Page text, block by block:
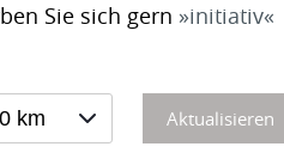
Sie sich gern initiativ
km Aktualisieren